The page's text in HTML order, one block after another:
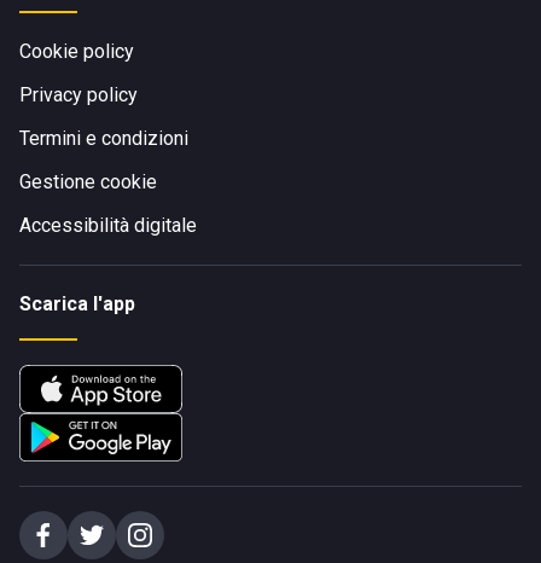
Cookie policy
Privacy policy
Termini e condizioni
Gestione cookie
Accessibilità digitale
Scarica l'app